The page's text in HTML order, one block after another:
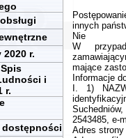
r.
i
r.
dostępności
innych
Nie
W
mające
Informacje
I. 1)
2543485, e-
Adres strony